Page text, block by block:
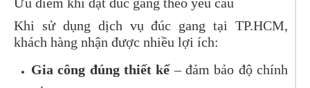
Khi sử dụng dịch vụ đúc gang tại TP.HCM,
khách hàng nhận được nhiều lợi ích:
Gia công đúng thiết kế– đảm bảo độ chính